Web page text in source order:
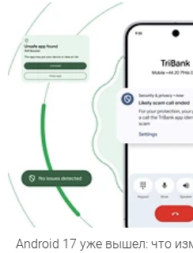
Android 17 уже вышел: что